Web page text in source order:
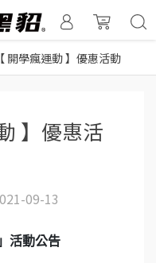
開學瘋運動 】優惠活動
】優惠活
09-13
活動公告